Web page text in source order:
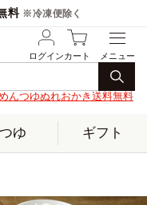
料 ※冷凍便除く
ログインカート
んつゆぬれおかき 送料無料
つゆ ギフト